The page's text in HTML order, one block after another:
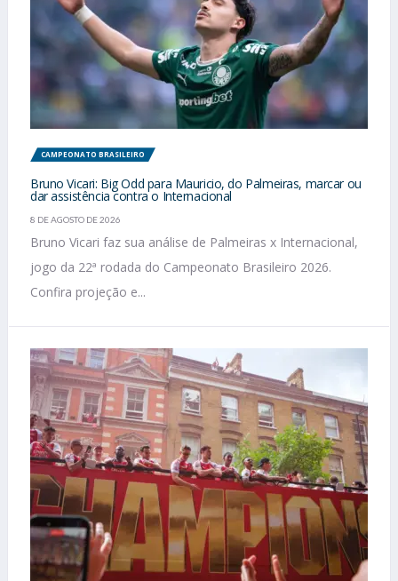
CAMPEONATO BRASILEIRO
Bruno Vicari: Big Odd para Mauricio, do Palmeiras, marcar ou
dar assistência contra o Internacional
8 DE AGOSTO DE 2026
Bruno Vicari faz sua análise de Palmeiras x Internacional,
jogo da 22ª rodada do Campeonato Brasileiro 2026.
Confira projeção e...